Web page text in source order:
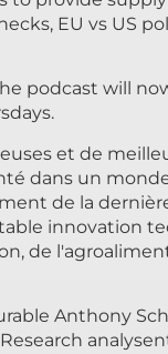
EU vs US
podcast will
et de
dans un
de la
innovation
de
Anthony